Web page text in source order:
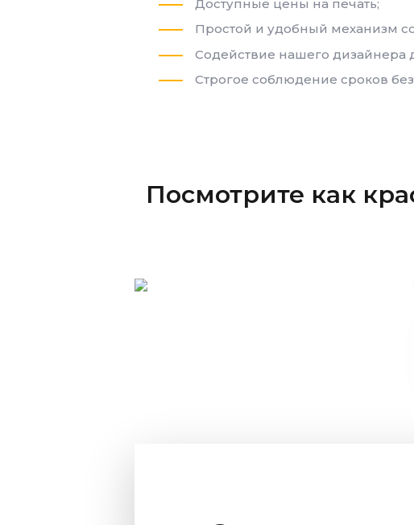
Доступные цены на печать;
Простой и удобный механизм
Содействие нашего дизайнера
Строгое соблюдение сроков
Посмотрите как